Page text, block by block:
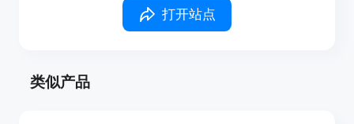
打开站点
类似产品